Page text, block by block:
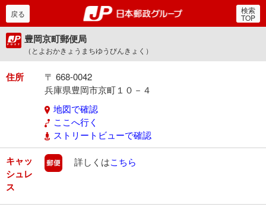
郵便局・日本郵政グルー
戻る 検索
TOP
豊岡京町郵便局
（とよおかきょうまちゆうびんきょく）
住所
〒 668-0042
兵庫県豊岡市京町１０－４
地図で確認
ここへ行く
ストリートビューで確認
キャッ
シュレ
ス
郵便
詳しくはこちら